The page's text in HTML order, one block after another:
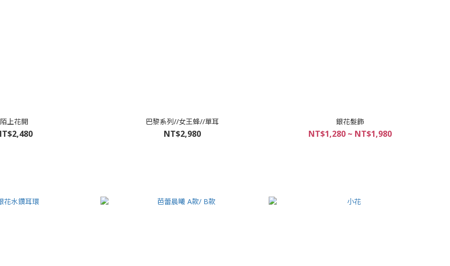
陌上花開 巴黎系列//女王蜂//單耳
NT$2,980
銀花髮飾
NT$1,280 ~ NT$1,980